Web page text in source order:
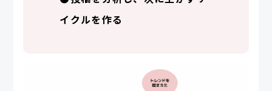
イクルを作る